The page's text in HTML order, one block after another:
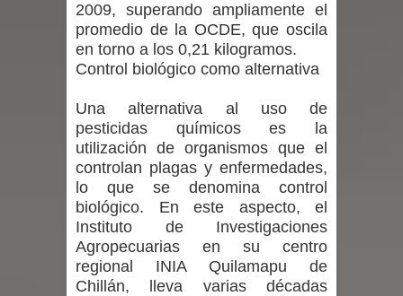
con nuevas pantallas interactivas del
Colegio El Boldo
lanzó en el Maule el Fondo
Concursable de Promoción de
Entornos Saludables 2026
Ballet: La magia de La Cenicienta
llegará al Teatro Regional del Maule
2009, superando ampliamente el
promedio de la OCDE, que oscila
en torno a los 0,21 kilogramos.
Control biológico como alternativa
Una alternativa al uso de
pesticidas químicos es la
utilización de organismos que el
controlan plagas y enfermedades,
lo que se denomina control
biológico. En este aspecto, el
Instituto de Investigaciones
Agropecuarias en su centro
regional INIA Quilamapu de
Chillán, lleva varias décadas